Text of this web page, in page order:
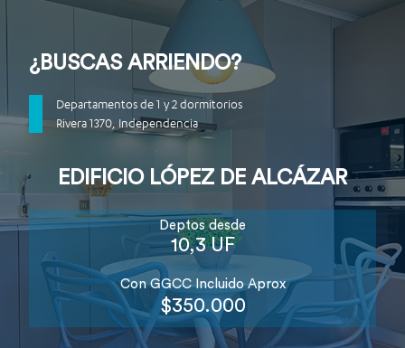
¿BUSCAS ARRIENDO?
Departamentos de 1 y 2 dormitorios
Rivera 1370, Independencia
EDIFICIO LÓPEZ DE ALCÁZAR
Deptos desde
10,3 UF
Con GGCC Incluido Aprox
$350.000